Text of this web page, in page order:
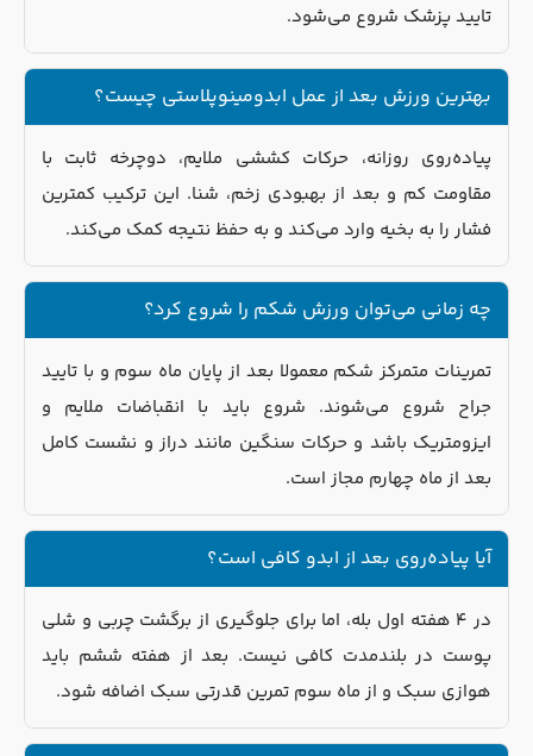
تایید پزشک شروع می‌شود.
بهترین ورزش بعد از عمل ابدومینوپلاستی چیست؟
پیاده‌روی روزانه، حرکات کششی ملایم، دوچرخه ثابت با
مقاومت کم و بعد از بهبودی زخم، شنا. این ترکیب کمترین
فشار را به بخیه وارد می‌کند و به حفظ نتیجه کمک می‌کند.
چه زمانی می‌توان ورزش شکم را شروع کرد؟
تمرینات متمرکز شکم معمولا بعد از پایان ماه سوم و با تایید
جراح شروع می‌شوند. شروع باید با انقباضات ملایم و
ایزومتریک باشد و حرکات سنگین مانند دراز و نشست کامل
بعد از ماه چهارم مجاز است.
آیا پیاده‌روی بعد از ابدو کافی است؟
در ۴ هفته اول بله، اما برای جلوگیری از برگشت چربی و شلی
پوست در بلندمدت کافی نیست. بعد از هفته ششم باید
هوازی سبک و از ماه سوم تمرین قدرتی سبک اضافه شود.